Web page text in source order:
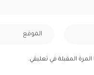
المقبلة في تعليقي.